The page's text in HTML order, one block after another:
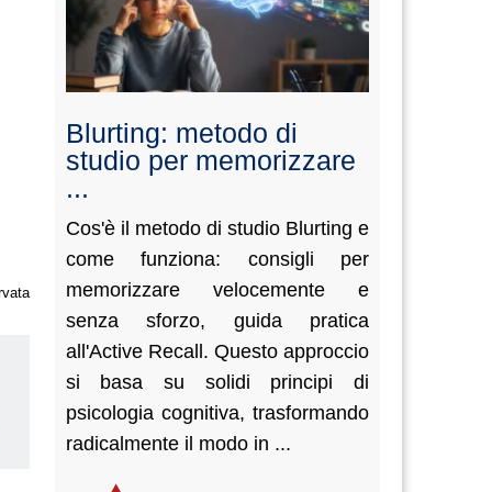
Blurting: metodo di
studio per memorizzare
...
Cos'è il metodo di studio Blurting e
come funziona: consigli per
memorizzare velocemente e
senza sforzo, guida pratica
all'Active Recall. Questo approccio
si basa su solidi principi di
psicologia cognitiva, trasformando
radicalmente il modo in ...